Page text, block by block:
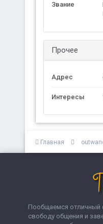
Звание
Прочее
Адрес
Интересы
Главная
Пообщаемся отличный
свободу общения и